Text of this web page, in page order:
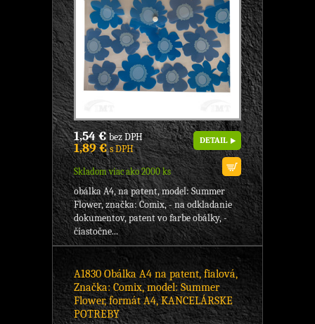
1,54 €bez DPH
1,89 €s DPH
Skladom viac ako 2000 ks
DETAIL
obálka A4, na patent, model: Summer
Flower, značka: Comix, - na odkladanie
dokumentov, patent vo farbe obálky, -
čiastočne...
A1830 Obálka A4 na patent, fialová,
Značka: Comix, model: Summer
Flower, formát A4, KANCELÁRSKE
POTREBY